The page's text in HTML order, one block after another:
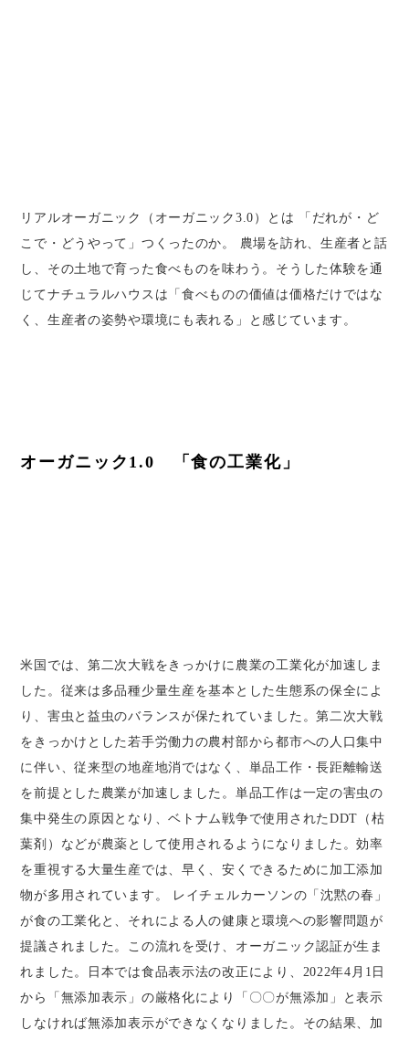
リアルオーガニック（オーガニック3.0）とは 「だれが・ど
こで・どうやって」つくったのか。 農場を訪れ、生産者と話
し、その土地で育った食べものを味わう。そうした体験を通
じてナチュラルハウスは「食べものの価値は価格だけではな
く、生産者の姿勢や環境にも表れる」と感じています。
オーガニック1.0　「食の工業化」
米国では、第二次大戦をきっかけに農業の工業化が加速しま
した。従来は多品種少量生産を基本とした生態系の保全によ
り、害虫と益虫のバランスが保たれていました。第二次大戦
をきっかけとした若手労働力の農村部から都市への人口集中
に伴い、従来型の地産地消ではなく、単品工作・長距離輸送
を前提とした農業が加速しました。単品工作は一定の害虫の
集中発生の原因となり、ベトナム戦争で使用されたDDT（枯
葉剤）などが農薬として使用されるようになりました。効率
を重視する大量生産では、早く、安くできるために加工添加
物が多用されています。 レイチェルカーソンの「沈黙の春」
が食の工業化と、それによる人の健康と環境への影響問題が
提議されました。この流れを受け、オーガニック認証が生ま
れました。日本では食品表示法の改正により、2022年4月1日
から「無添加表示」の厳格化により「〇〇が無添加」と表示
しなければ無添加表示ができなくなりました。その結果、加